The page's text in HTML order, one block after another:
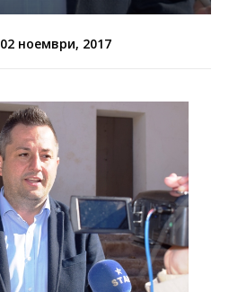
02 ноември, 2017